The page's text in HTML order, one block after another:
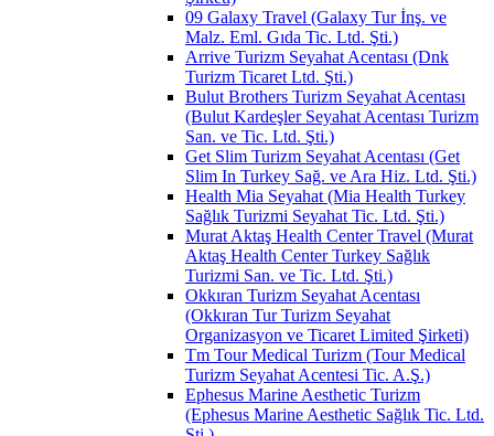
09 Galaxy Travel (Galaxy Tur İnş. ve
Malz. Eml. Gıda Tic. Ltd. Şti.)
Arrive Turizm Seyahat Acentası (Dnk
Turizm Ticaret Ltd. Şti.)
Bulut Brothers Turizm Seyahat Acentası
(Bulut Kardeşler Seyahat Acentası Turizm
San. ve Tic. Ltd. Şti.)
Get Slim Turizm Seyahat Acentası (Get
Slim In Turkey Sağ. ve Ara Hiz. Ltd. Şti.)
Health Mia Seyahat (Mia Health Turkey
Sağlık Turizmi Seyahat Tic. Ltd. Şti.)
Murat Aktaş Health Center Travel (Murat
Aktaş Health Center Turkey Sağlık
Turizmi San. ve Tic. Ltd. Şti.)
Okkıran Turizm Seyahat Acentası
(Okkıran Tur Turizm Seyahat
Organizasyon ve Ticaret Limited Şirketi)
Tm Tour Medical Turizm (Tour Medical
Turizm Seyahat Acentesi Tic. A.Ş.)
Ephesus Marine Aesthetic Turizm
(Ephesus Marine Aesthetic Sağlık Tic. Ltd.